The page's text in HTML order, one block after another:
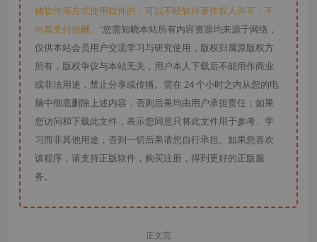
储软件等方式使用软件的，可以不经软件著作权人许可，不
向其支付报酬。”您需知晓本站所有内容资源均来源于网络，
仅供本站会员用户交流学习与研究使用，版权归属原版权方
所有，版权争议与本站无关，用户本人下载后不能用作商业
或非法用途，禁止分享或传播。需在 24 个小时之内从您的电
脑中彻底删除上述内容，否则后果均由用户承担责任；如果
您访问和下载此文件，表示您同意只将此文件用于参考、学
习而非其他用途，否则一切后果请您自行承担。如果您喜欢
该程序，请支持正版软件，购买注册，得到更好的正版服
务。
正文完